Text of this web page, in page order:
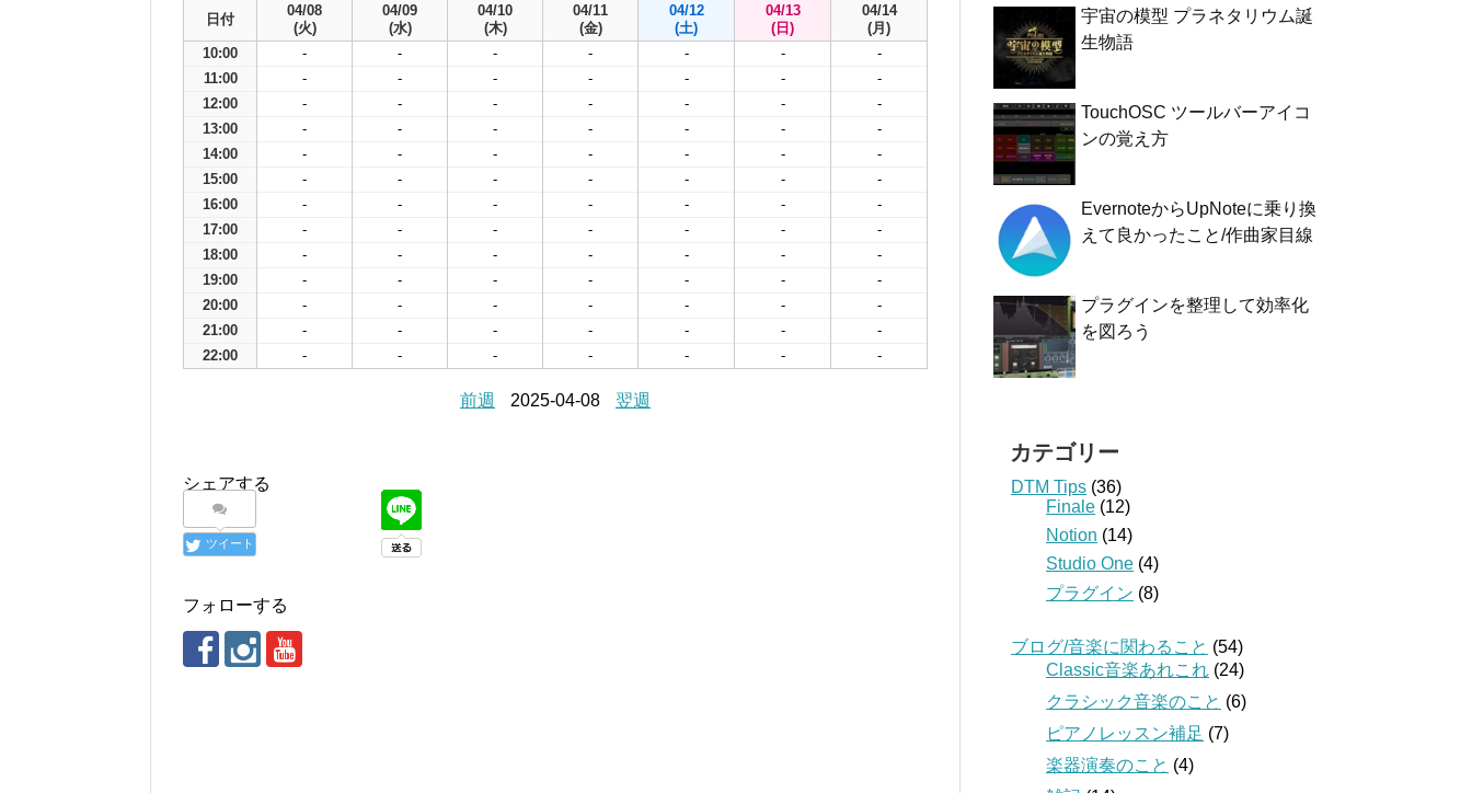
日付
04/08
(火)
04/09
(水)
04/10
(木)
04/11
(金)
04/12
(土)
04/13
(日)
04/14
(月)
10:00
- - - - - -
-
11:00
- - - - - -
-
12:00
- - - - - -
-
13:00
- - - - - -
-
14:00
- - - - - -
-
15:00
- - - - - -
-
16:00
- - - - - -
-
17:00
- - - - - -
-
18:00
- - - - - -
-
19:00
- - - - - -
-
20:00
- - - - - -
-
21:00
- - - - - -
-
22:00
- - - - - - -
前週 2025-04-08 翌週
シェアする
ツイート
フォローする
宇宙の模型 プラネタリウム誕
生物語
TouchOSC ツールバーアイコ
ンの覚え方
EvernoteからUpNoteに乗り換
えて良かったこと/作曲家目線
プラグインを整理して効率化
を図ろう
カテゴリー
DTM Tips (36)
Finale (12)
Notion (14)
Studio One (4)
プラグイン (8)
ブログ/音楽に関わること (54)
Classic音楽あれこれ (24)
クラシック音楽のこと (6)
ピアノレッスン補足 (7)
楽器演奏のこと (4)